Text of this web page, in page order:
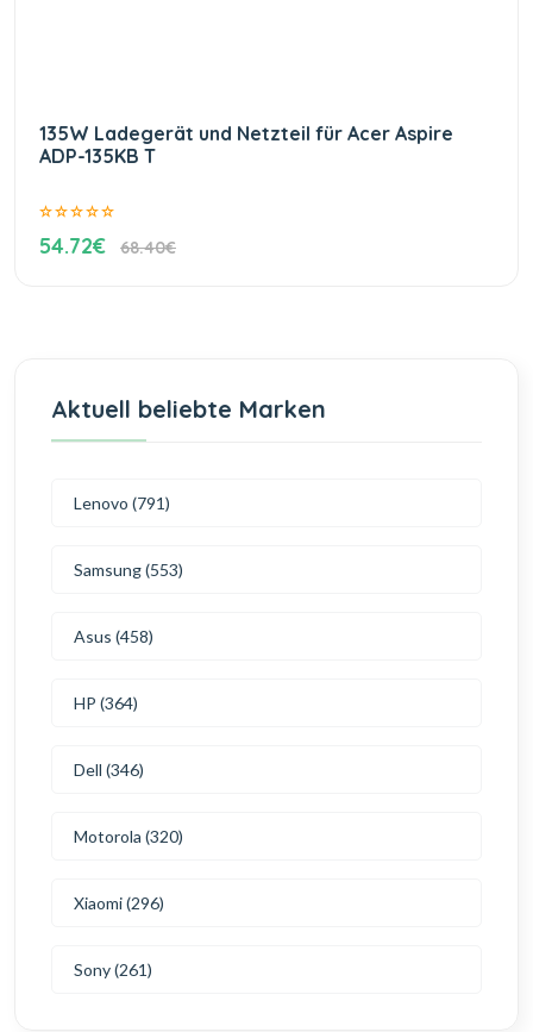
135W Ladegerät und Netzteil für Acer Aspire
ADP-135KB T
54.72€ 68.40€
Aktuell beliebte Marken
Lenovo (791)
Samsung (553)
Asus (458)
HP (364)
Dell (346)
Motorola (320)
Xiaomi (296)
Sony (261)